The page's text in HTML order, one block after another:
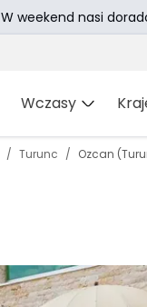
Wczasy
Turunc Ozcan
W weekend nasi